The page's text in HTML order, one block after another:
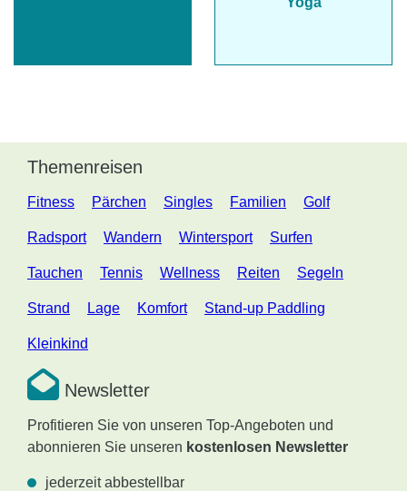
Themenreisen
Fitness Pärchen Singles Familien Golf
Radsport Wandern Wintersport Surfen
Tauchen Tennis Wellness Reiten Segeln
Strand Lage Komfort Stand-up Paddling
Kleinkind
Newsletter
Profitieren Sie von unseren Top-Angeboten und
abonnieren Sie unseren kostenlosen Newsletter
jederzeit abbestellbar